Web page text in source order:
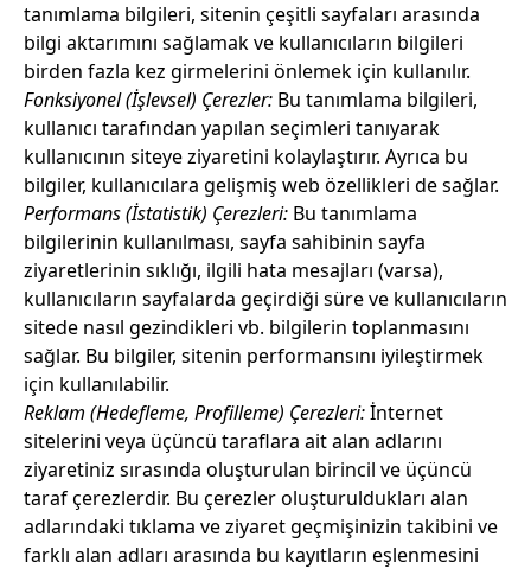
tanımlama bilgileri, sitenin çeşitli sayfaları arasında
bilgi aktarımını sağlamak ve kullanıcıların bilgileri
birden fazla kez girmelerini önlemek için kullanılır.
Fonksiyonel (İşlevsel) Çerezler: Bu tanımlama bilgileri,
kullanıcı tarafından yapılan seçimleri tanıyarak
kullanıcının siteye ziyaretini kolaylaştırır. Ayrıca bu
bilgiler, kullanıcılara gelişmiş web özellikleri de sağlar.
Performans (İstatistik) Çerezleri: Bu tanımlama
bilgilerinin kullanılması, sayfa sahibinin sayfa
ziyaretlerinin sıklığı, ilgili hata mesajları (varsa),
kullanıcıların sayfalarda geçirdiği süre ve kullanıcıların
sitede nasıl gezindikleri vb. bilgilerin toplanmasını
sağlar. Bu bilgiler, sitenin performansını iyileştirmek
için kullanılabilir.
Reklam (Hedefleme, Profilleme) Çerezleri:İnternet
sitelerini veya üçüncü taraflara ait alan adlarını
ziyaretiniz sırasında oluşturulan birincil ve üçüncü
taraf çerezlerdir. Bu çerezler oluşturuldukları alan
adlarındaki tıklama ve ziyaret geçmişinizin takibini ve
farklı alan adları arasında bu kayıtların eşlenmesini